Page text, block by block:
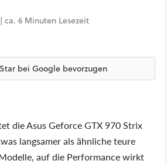
| ca. 6 Minuten Lesezeit
bei Google bevorzugen
die Asus Geforce GTX 970 Strix
langsamer als ähnliche teure
auf die Performance wirkt